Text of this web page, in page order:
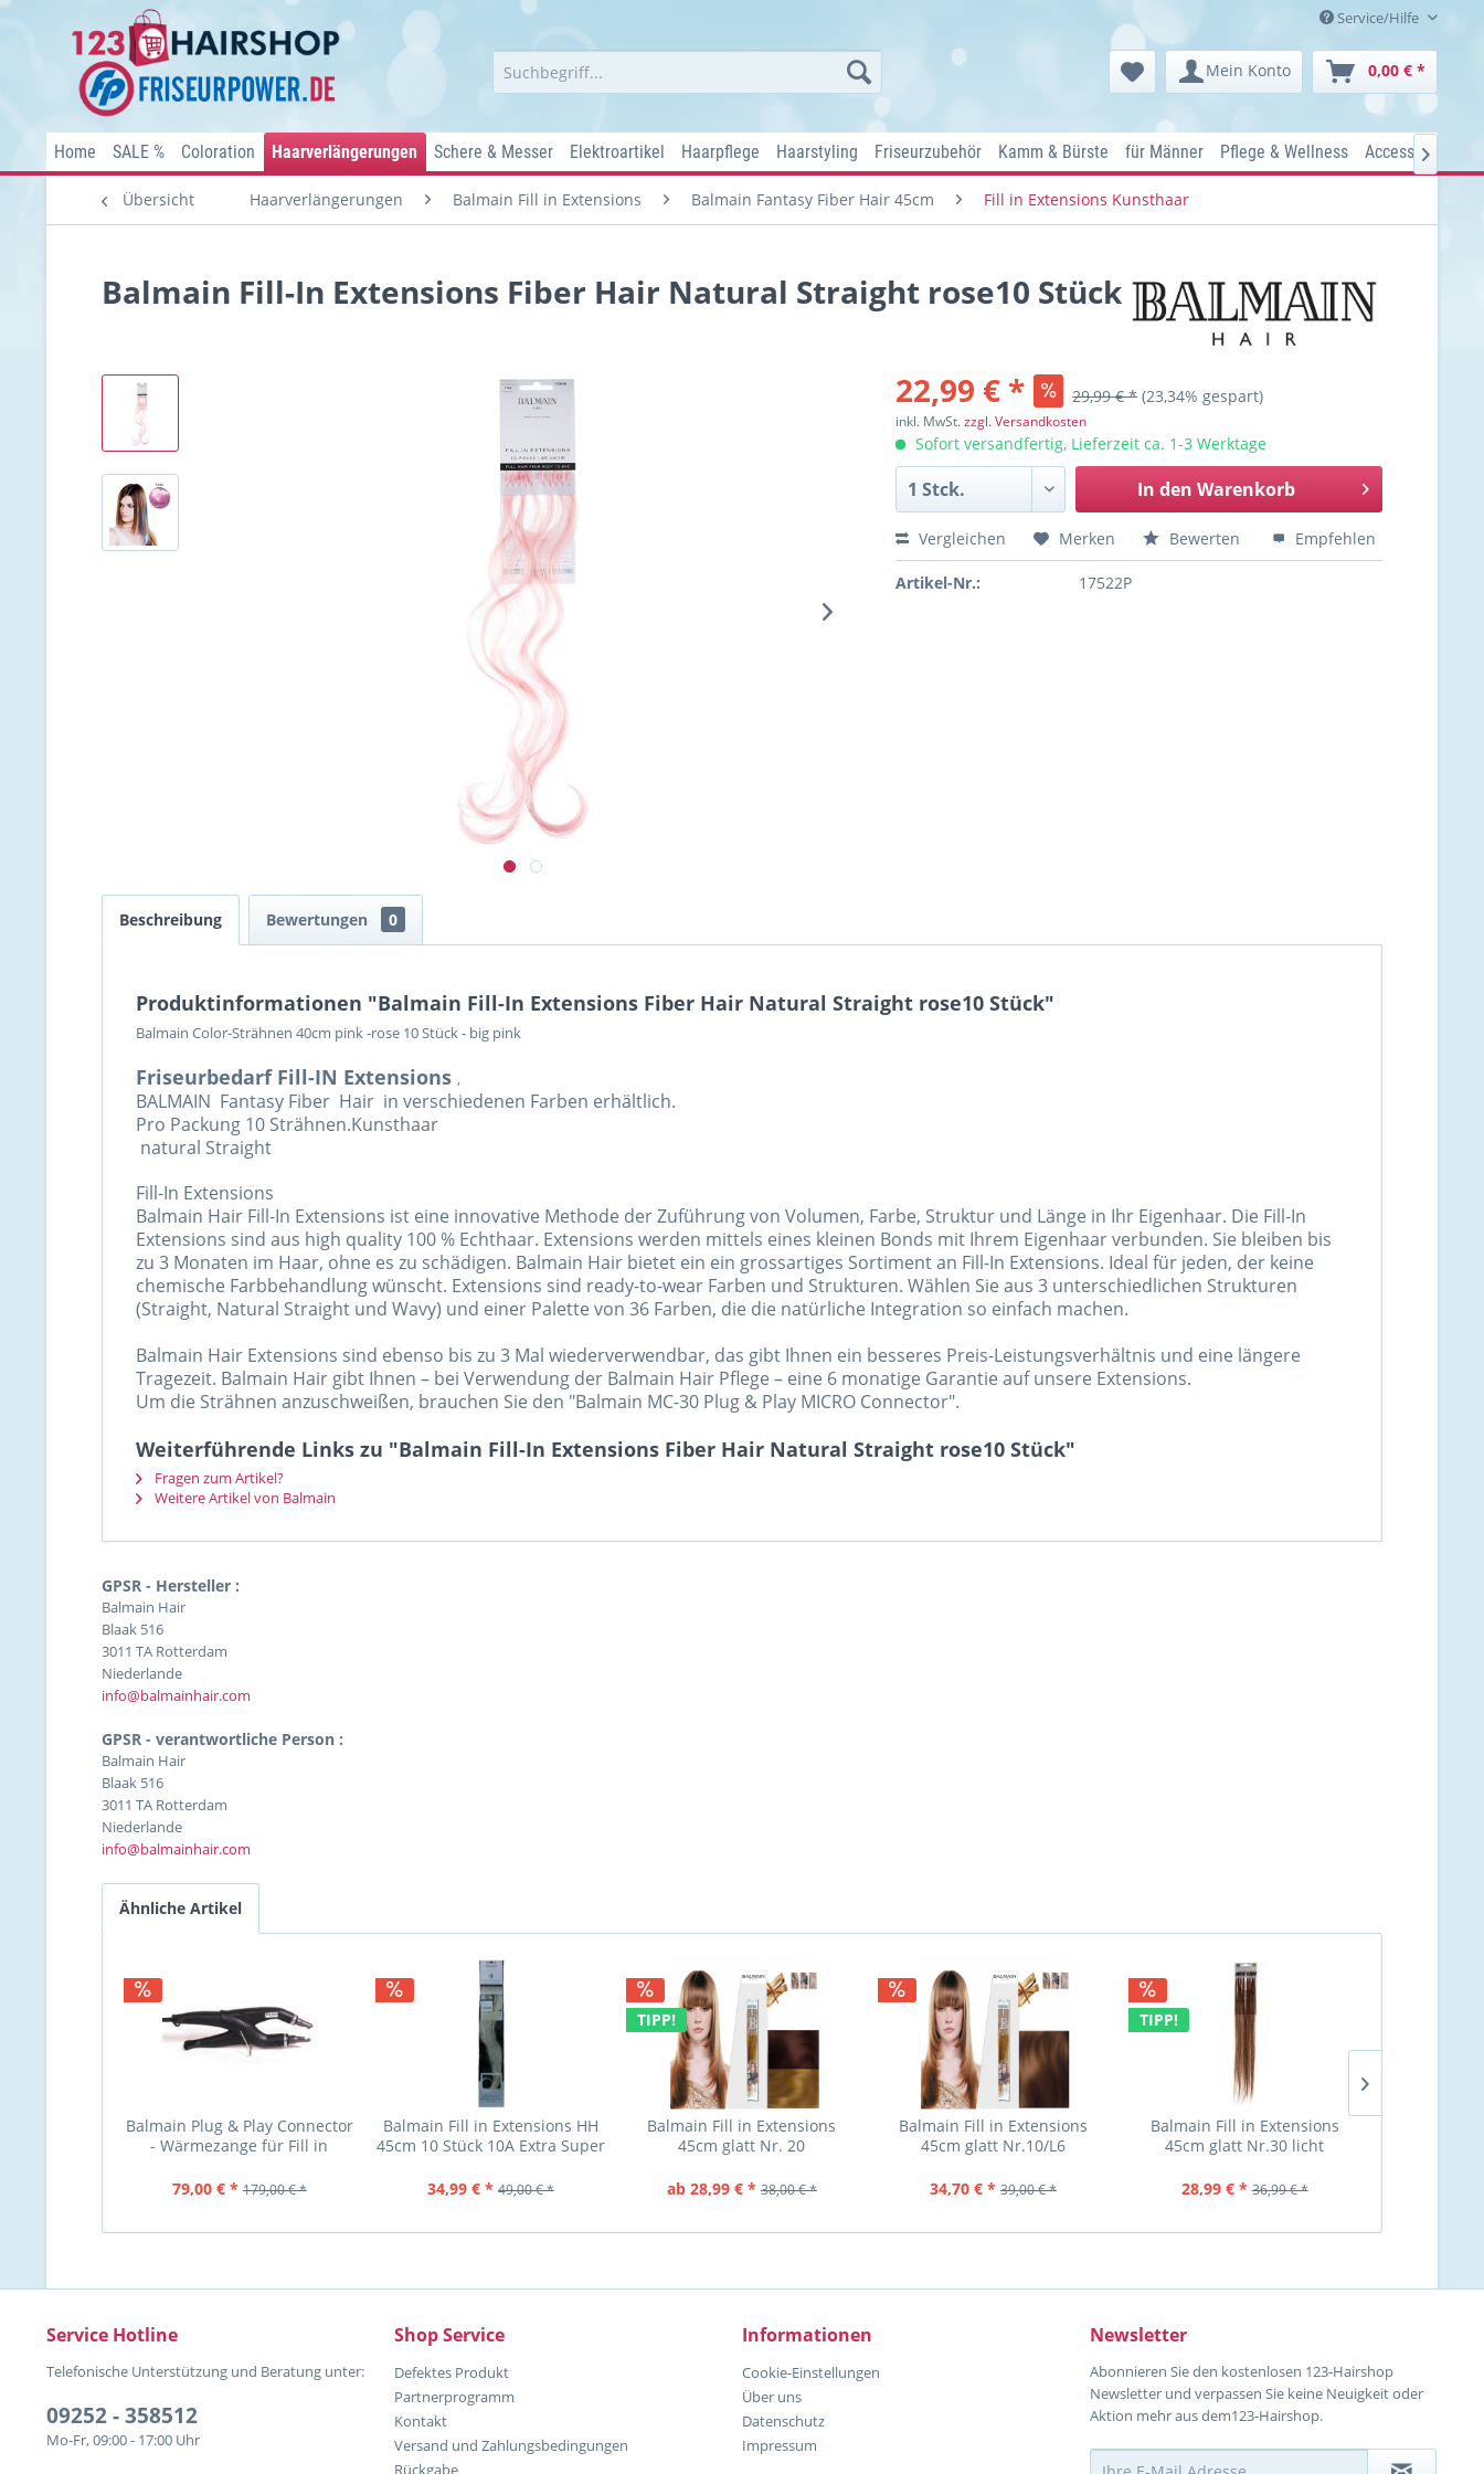
Service/Hilfe
Mein Konto 0,00 € *
Home SALE % Coloration Haarverlängerungen Schere & Messer Elektroartikel Haarpflege Haarstyling Friseurzubehör Kamm & Bürste für Männer Pflege & Wellness Accessoires

Übersicht Haarverlängerungen Balmain Fill in Extensions Balmain Fantasy Fiber Hair 45cm Fill in Extensions Kunsthaar
Balmain Fill-In Extensions Fiber Hair Natural Straight rose10 Stück
22,99 € * 29,99 € * (23,34% gespart)
inkl. MwSt.zzgl. Versandkosten
Sofort versandfertig, Lieferzeit ca. 1-3 Werktage
In den Warenkorb
Vergleichen Merken Bewerten Empfehlen
Artikel-Nr.: 17522P
Beschreibung Bewertungen 0
Produktinformationen "Balmain Fill-In Extensions Fiber Hair Natural Straight rose10 Stück"
Balmain Color-Strähnen 40cm pink -rose 10 Stück - big pink
Friseurbedarf Fill-IN Extensions ,
BALMAIN Fantasy Fiber Hair in verschiedenen Farben erhältlich.
Pro Packung 10 Strähnen.Kunsthaar
natural Straight
Fill-In Extensions
Balmain Hair Fill-In Extensions ist eine innovative Methode der Zuführung von Volumen, Farbe, Struktur und Länge in Ihr Eigenhaar. Die Fill-In
Extensions sind aus high quality 100 % Echthaar. Extensions werden mittels eines kleinen Bonds mit Ihrem Eigenhaar verbunden. Sie bleiben bis
zu 3 Monaten im Haar, ohne es zu schädigen. Balmain Hair bietet ein ein grossartiges Sortiment an Fill-In Extensions. Ideal für jeden, der keine
chemische Farbbehandlung wünscht. Extensions sind ready-to-wear Farben und Strukturen. Wählen Sie aus 3 unterschiedlichen Strukturen
(Straight, Natural Straight und Wavy) und einer Palette von 36 Farben, die die natürliche Integration so einfach machen.
Balmain Hair Extensions sind ebenso bis zu 3 Mal wiederverwendbar, das gibt Ihnen ein besseres Preis-Leistungsverhältnis und eine längere
Tragezeit. Balmain Hair gibt Ihnen – bei Verwendung der Balmain Hair Pflege – eine 6 monatige Garantie auf unsere Extensions.
Um die Strähnen anzuschweißen, brauchen Sie den "Balmain MC-30 Plug & Play MICRO Connector".
Weiterführende Links zu "Balmain Fill-In Extensions Fiber Hair Natural Straight rose10 Stück"
Fragen zum Artikel?
Weitere Artikel von Balmain
GPSR - Hersteller :
Balmain Hair
Blaak 516
3011 TA Rotterdam
Niederlande
info@balmainhair.com
GPSR - verantwortliche Person :
Balmain Hair
Blaak 516
3011 TA Rotterdam
Niederlande
info@balmainhair.com
Ähnliche Artikel
Balmain Plug & Play Connector
- Wärmezange für Fill in
79,00 € * 179,00 € *
Balmain Fill in Extensions HH
45cm 10 Stück 10A Extra Super
34,99 € * 49,00 € *
TIPP!
Balmain Fill in Extensions
45cm glatt Nr. 20
ab 28,99 € * 38,00 € *
Balmain Fill in Extensions
45cm glatt Nr.10/L6
34,70 € * 39,00 € *
TIPP!
Balmain Fill in Extensions
45cm glatt Nr.30 licht
28,99 € * 36,99 € *
Service Hotline
Telefonische Unterstützung und Beratung unter:
09252 - 358512
Mo-Fr, 09:00 - 17:00 Uhr
Shop Service
Defektes Produkt
Partnerprogramm
Kontakt
Versand und Zahlungsbedingungen
Rückgabe
Informationen
Cookie-Einstellungen
Über uns
Datenschutz
Impressum
Newsletter
Abonnieren Sie den kostenlosen 123-Hairshop
Newsletter und verpassen Sie keine Neuigkeit oder
Aktion mehr aus dem123-Hairshop.